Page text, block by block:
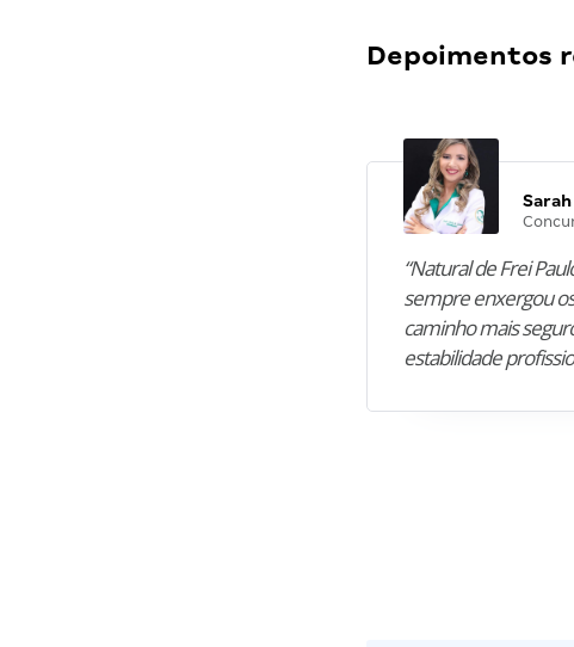
Depoimentos
Sarah
“Natural de Frei
sempre enxergou
caminho mais
estabilidade